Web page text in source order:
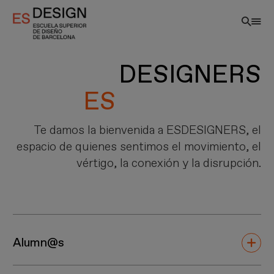
contenido
principal
ES
DESIGNERS
Te damos la bienvenida a ESDESIGNERS, el
espacio de quienes sentimos el movimiento, el
vértigo, la conexión y la disrupción.
Alumn@s